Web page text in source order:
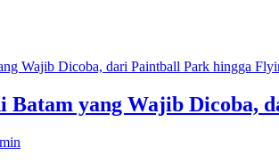
Batam yang Wajib Dicoba,